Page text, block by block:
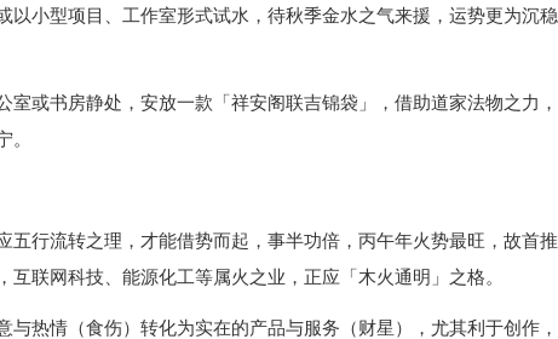
以小型项目、工作室形式试水，待秋季金水之气来援，运势更为沉稳
室或书房静处，安放一款「祥安阁联吉锦袋」，借助道家法物之力，
。
五行流转之理，才能借势而起，事半功倍，丙午年火势最旺，故首推
互联网科技、能源化工等属火之业，正应「木火通明」之格。
与热情（食伤）转化为实在的产品与服务（财星），尤其利于创作，